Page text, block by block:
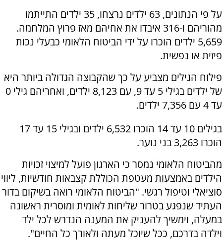
על פי הנתונים, 63 ילדים נרצחו, 35 ילדים התייתמו
מהוריהם ו-316 איבדו את אחיהם מאז פרוץ המלחמה.
5,659 ילדים הוכרו על ידי הביטוח הלאומי כבעלי נכות
פיזית או נפשית.
פילוח הגילים מצביע על כך שהקבוצה הגדולה ביותר היא
של ילדים בגילי 5 עד 9, עם 8,123 ילדים, ואחריהם גילי 0
עד 4 עם 7,356 ילדים.
בגילים 10 עד 14 הוכרו 6,532 ילדים ובגילי 15 עד 17
הוכרו 3,263 בני נוער.
מהביטוח הלאומי נמסר כי הארגון פועל למיצוי זכויות
הילדים באמצעות מעטפת הכוללת קצבאות חודשיות, ליווי
סוציאלי וטיפול רגשי. "הביטוח הלאומי רואה בשיקום בדור
העתיד שנפגע בטרור שליחות לאומית ומוסרית ראשונה
במעלה, וימשיך להעניק את המענה הנדרש לכל ילד
וילדה בדרכם, ככל שיוכל מעתה ולאורך כל החיים".